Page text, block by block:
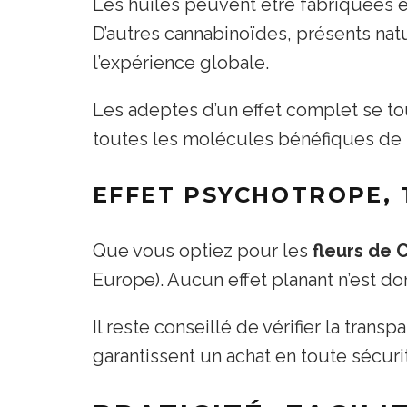
Les huiles peuvent être fabriquées
D’autres cannabinoïdes, présents
l’expérience globale.
Les adeptes d’un effet complet se
toutes les molécules bénéfiques de
EFFET
Que vous optiez pour les fleurs de
Europe). Aucun effet planant n’est
Il reste conseillé de vérifier la
garantissent un achat en toute